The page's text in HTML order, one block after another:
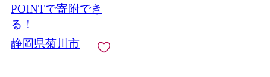
2027年8月下旬まで順
次発送予定 】
POINTで寄附でき
る！
静岡県菊川市